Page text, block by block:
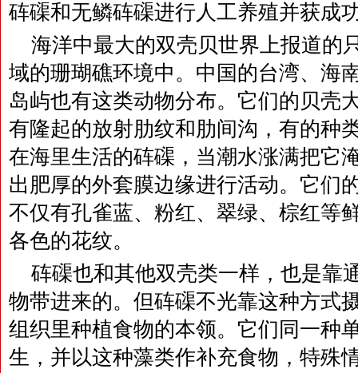
砗磲和无鳞砗磲进行人工养殖并获成
海洋中最大的双壳贝世界上报道的
域的珊瑚礁环境中。中国的台湾、海
岛屿也有这类动物分布。它们的贝壳
有隆起的放射肋纹和肋间沟，有的种
在海里生活的砗磲，当潮水涨满把它
出肥厚的外套膜边缘进行活动。它们
不仅有孔雀蓝、粉红、翠绿、棕红等
各色的花纹。
砗磲也和其他双壳类一样，也是靠
物带进来的。但砗磲不光靠这种方式
组织里种植食物的本领。它们同一种
生，并以这种藻类作补充食物，特殊